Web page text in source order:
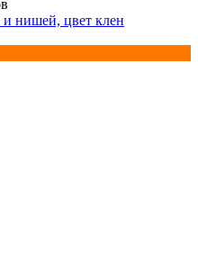
нишей, цвет клен